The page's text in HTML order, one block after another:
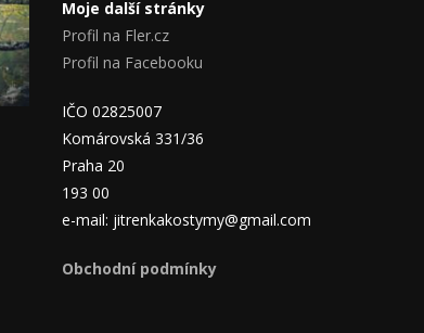
Moje další stránky
Profil na Fler.cz
Profil na Facebooku
IČO 02825007
Komárovská 331/36
Praha 20
193 00
e-mail: jitrenkakostymy@gmail.com
Obchodní podmínky